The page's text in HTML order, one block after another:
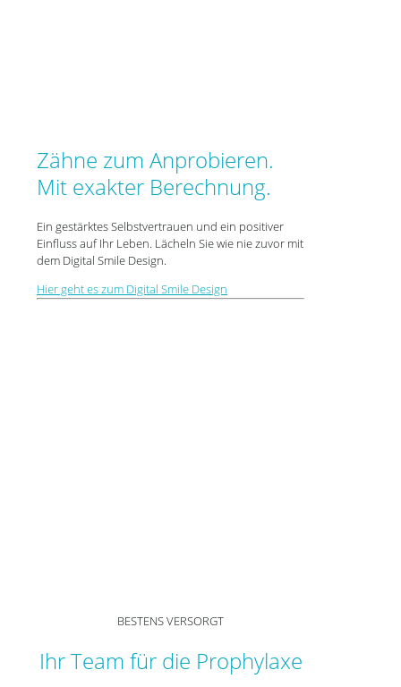
Zähne zum Anprobieren.
Mit exakter Berechnung.
Ein gestärktes Selbstvertrauen und ein positiver
Einfluss auf Ihr Leben. Lächeln Sie wie nie zuvor mit
dem Digital Smile Design.
Hier geht es zum Digital Smile Design
BESTENS VERSORGT
Ihr Team für die Prophylaxe